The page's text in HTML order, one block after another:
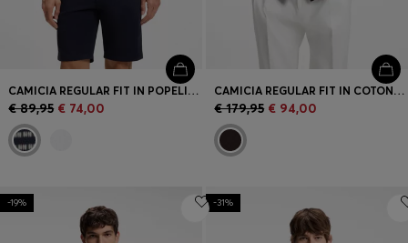
CAMICIA REGULAR FIT IN POPELINE DI COTONE STAMPATO
€ 89,95 € 74,00
CAMICIA REGULAR FIT IN COTONE EFFETTO MAGLIA
€ 179,95 € 94,00
-19% -31%